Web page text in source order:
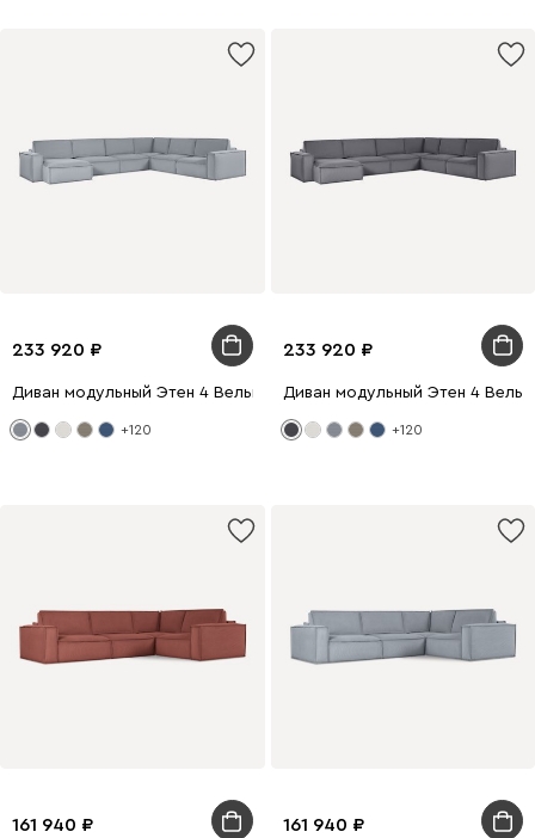
233 920
Диван модульный Этен 4 Вельвет Светло-серый
+120
233 920
Диван модульный Этен 4
+120
161 940 161 940